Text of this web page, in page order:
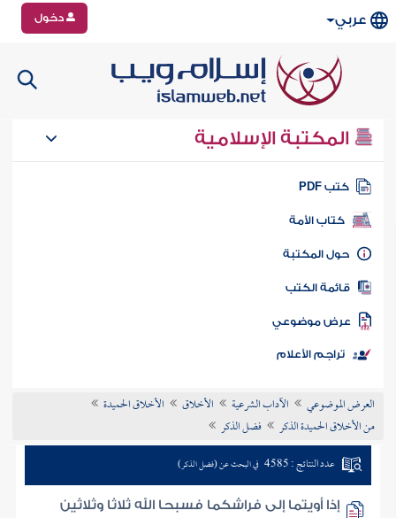
عربي دخول
المكتبة الإسلامية
كتب PDF
كتاب الأمة
المكتبة
الكتب
موضوعي
تراجم الأعلام
العرض الموضوعي الآداب الشرعية الأخلاق
الأخلاق الحميدة
من الأخلاق الحميدة الذكر
فضل الذكر
عدد النتائج : 4585 في البحث عن (فضل الذكر)
إذا أويتما إلى فراشكما فسبحا الله ثلاثا وثلاثين